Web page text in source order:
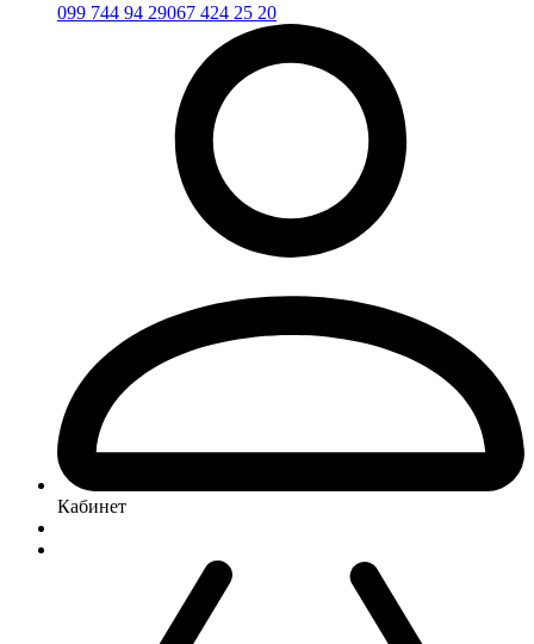
099 744 94 29067 424 25 20
Кабинет